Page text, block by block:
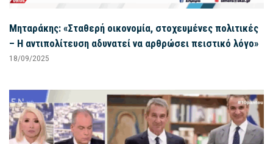
Μηταράκης: «Σταθερή οικονομία, στοχευμένες πολιτικές
– Η αντιπολίτευση αδυνατεί να αρθρώσει πειστικό λόγο»
18/09/2025